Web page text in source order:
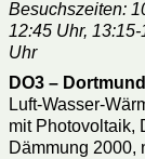
Besuchszeiten:
12:45 Uhr,
Uhr
DO3 –
Luft-Wasser-
mit Photovoltaik,
Dämmung 2000,